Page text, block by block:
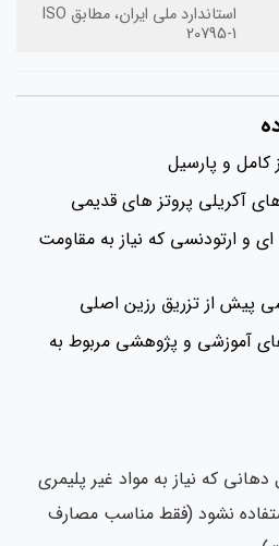
استاندارد ملی ایران، مطابق ISO
20795-1
و پارسیل
پروتز های قدیمی
که نیاز به مقاومت
از تزریق رزین اصلی
آموزشی و پژوهشی مربوط به
که نیاز به مواد غیر پلیمری
نشود (فقط مناسب مصارف